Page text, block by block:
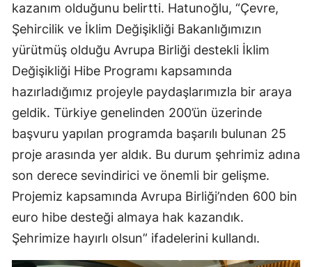
kazanım olduğunu belirtti. Hatunoğlu, “Çevre,
Şehircilik ve İklim Değişikliği Bakanlığımızın
yürütmüş olduğu Avrupa Birliği destekli İklim
Değişikliği Hibe Programı kapsamında
hazırladığımız projeyle paydaşlarımızla bir araya
geldik. Türkiye genelinden 200’ün üzerinde
başvuru yapılan programda başarılı bulunan 25
proje arasında yer aldık. Bu durum şehrimiz adına
son derece sevindirici ve önemli bir gelişme.
Projemiz kapsamında Avrupa Birliği’nden 600 bin
euro hibe desteği almaya hak kazandık.
Şehrimize hayırlı olsun” ifadelerini kullandı.